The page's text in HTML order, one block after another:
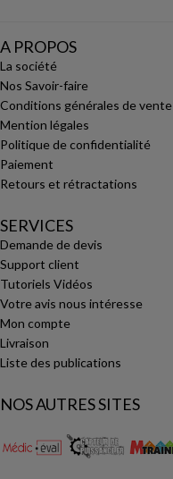
A PROPOS
La société
Nos Savoir-faire
Conditions générales de vente
Mention légales
Politique de confidentialité
Paiement
Retours et rétractations
SERVICES
Demande de devis
Support client
Tutoriels Vidéos
Votre avis nous intéresse
Mon compte
Livraison
Liste des publications
NOS AUTRES SITES